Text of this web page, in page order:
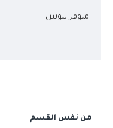
متوفر للونين
من نفس القسم